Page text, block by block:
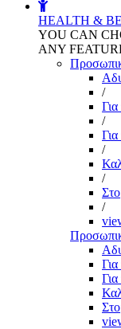
HEALTH &
YOU CAN
ANY
/
/
/
/
/